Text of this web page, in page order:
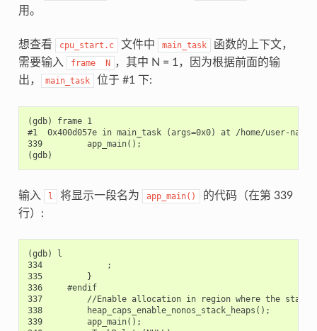
用。
想查看 cpu_start.c 文件中 main_task
函数的上下文，
需要输入
frame N
，其中 N = 1，因为根据前面的输
出，
main_task 位于 #1 下:
(gdb) frame 1
#1  0x400d057e in main_task (args=0x0) at /home/user-
339         app_main();
输入 l 将显示一段名为 app_main()
的代码（在第 339
行）:
(gdb) l
334             ;
335         }
336     #endif
337         //Enable allocation in region where the
338         heap_caps_enable_nonos_stack_heaps();
339         app_main();